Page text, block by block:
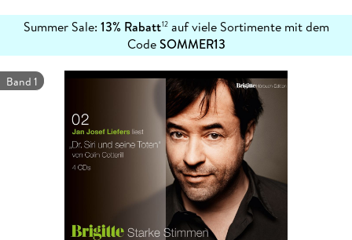
Summer Sale: 13% Rabatt12auf viele Sortimente mit dem
CodeSOMMER13
erfahren
Band 1